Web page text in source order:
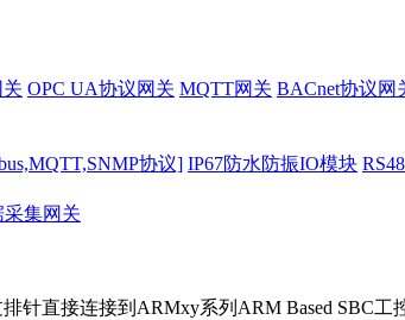
关 OPC UA协议网关 MQTT网关 BACnet协议网
协议] IP67防水防振IO模块
采集网关
直接连接到ARMxy系列ARM Based SBC工